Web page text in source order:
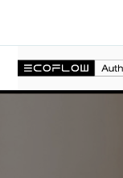
Opis produktu